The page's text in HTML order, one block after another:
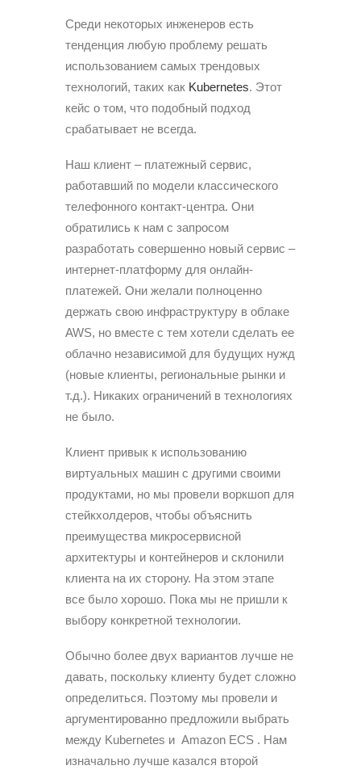
Среди некоторых инженеров есть
тенденция любую проблему решать
использованием самых трендовых
технологий, таких как Kubernetes. Этот
кейс о том, что подобный подход
срабатывает не всегда.
Наш клиент – платежный сервис,
работавший по модели классического
телефонного контакт-центра. Они
обратились к нам с запросом
разработать совершенно новый сервис –
интернет-платформу для онлайн-
платежей. Они желали полноценно
держать свою инфраструктуру в облаке
AWS, но вместе с тем хотели сделать ее
облачно независимой для будущих нужд
(новые клиенты, региональные рынки и
т.д.). Никаких ограничений в технологиях
не было.
Клиент привык к использованию
виртуальных машин с другими своими
продуктами, но мы провели воркшоп для
стейкхолдеров, чтобы объяснить
преимущества микросервисной
архитектуры и контейнеров и склонили
клиента на их сторону. На этом этапе
все было хорошо. Пока мы не пришли к
выбору конкретной технологии.
Обычно более двух вариантов лучше не
давать, поскольку клиенту будет сложно
определиться. Поэтому мы провели и
аргументированно предложили выбрать
между Kubernetes и Amazon ECS . Нам
изначально лучше казался второй